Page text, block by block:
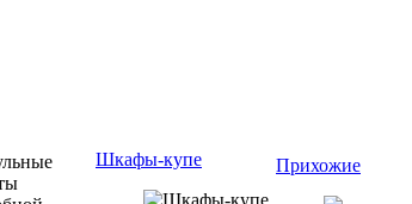
Шкафы-купе Прихожие